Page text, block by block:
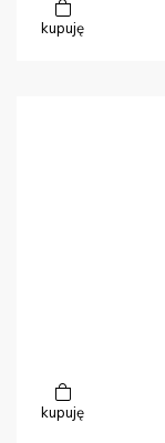
kupuję
kupuję